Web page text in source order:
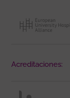
Acreditaciones: